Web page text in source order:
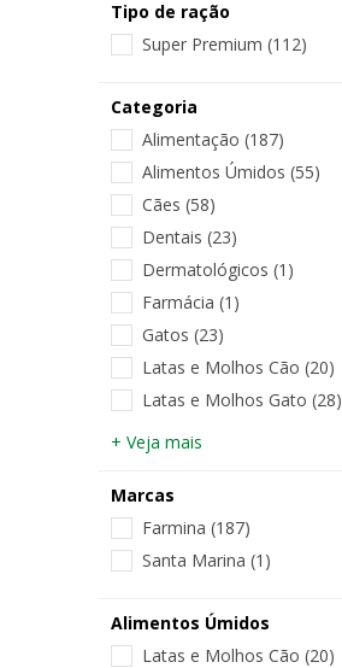
Tipo de ração
Super Premium (112)
Categoria
Alimentação (187)
Alimentos Úmidos (55)
Cães (58)
Dentais (23)
Dermatológicos (1)
Farmácia (1)
Gatos (23)
Latas e Molhos Cão (20)
Latas e Molhos Gato (28)
+ Veja mais
Marcas
Farmina (187)
Santa Marina (1)
Alimentos Úmidos
Latas e Molhos Cão (20)